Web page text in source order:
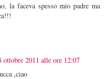
la faceva spesso mio padre ma
ottobre 2011 alle ore 12:07
,ciao